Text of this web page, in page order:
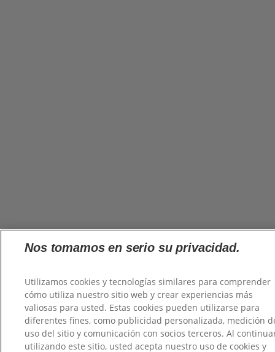
Nos tomamos en serio su privacidad.
Utilizamos cookies y tecnologías similares para comprender
cómo utiliza nuestro sitio web y crear experiencias más
valiosas para usted. Estas cookies pueden utilizarse para
diferentes fines, como publicidad personalizada, medición
uso del sitio y comunicación con socios terceros. Al
utilizando este sitio, usted acepta nuestro uso de cookies y